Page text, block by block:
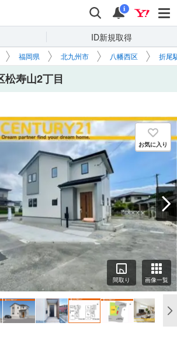
検索 通知
i
ID新規取得
福岡県 北九州市 八幡西区 折尾
松寿山2丁目
お気に入り
間取り 画像一覧